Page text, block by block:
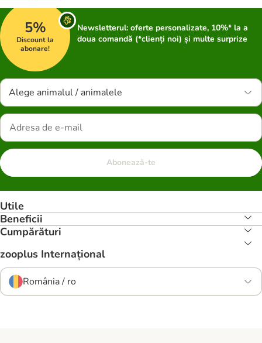
5%
Discount la
abonare!
Newsletterul: oferte personalizate, 10%* la a
doua comandă (*clienți noi) și multe surprize
Alege animalul / animalele
Abonează-te
Utile
Beneficii
Cumpărături
zooplus Internațional
România / ro